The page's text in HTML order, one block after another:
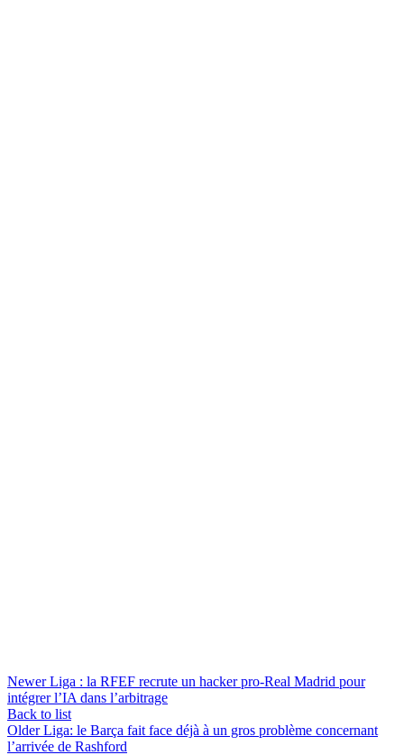
Newer Liga : la RFEF recrute un hacker pro-Real Madrid pour
intégrer l’IA dans l’arbitrage
Back to list
Older Liga: le Barça fait face déjà à un gros problème concernant
l’arrivée de Rashford